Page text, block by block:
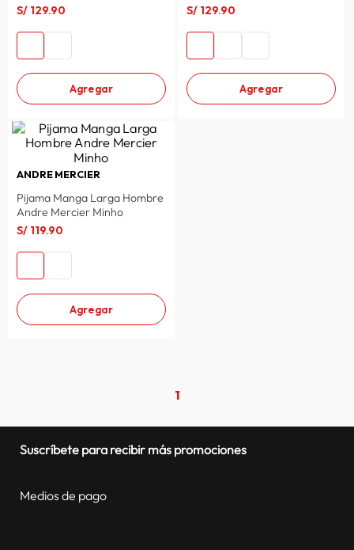
S/ 129.90
Agregar
S/ 129.90
Agregar
ANDRE MERCIER
Pijama Manga Larga Hombre
Andre Mercier Minho
S/ 119.90
Agregar
1
Suscríbete para recibir más promociones
Medios de pago